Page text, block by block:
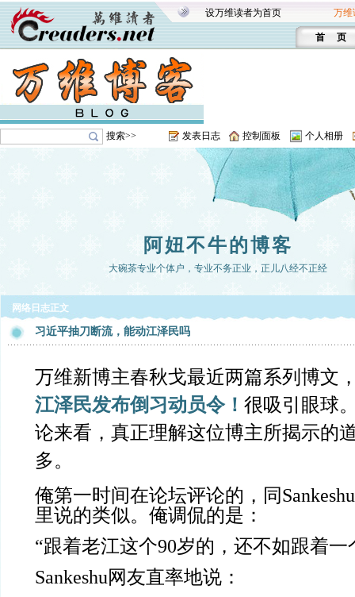
设万维读者为首页 万维
首 页
搜索>> 发表日志 控制面板 个人相册
阿妞不牛的博客
大碗茶专业个体户，专业不务正业，正儿八经不正经
网络日志正文
习近平抽刀断流，能动江泽民吗
万维新博主春秋戈最近两篇系列博文
江泽民发布倒习动员令！ 很吸引眼球
论来看，真正理解这位博主所揭示的
多。
俺第一时间在论坛评论的，同Sankeshu
里说的类似。俺调侃的是：
“跟着老江这个90岁的，还不如跟着一
Sankeshu网友直率地说：